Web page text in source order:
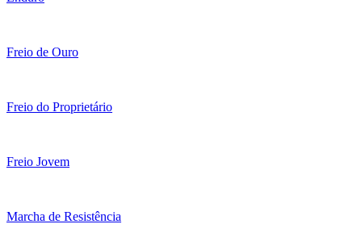
Freio de Ouro
Freio do Proprietário
Freio Jovem
Marcha de Resistência